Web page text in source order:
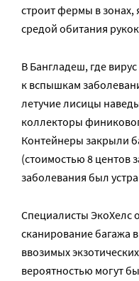
строит фермы в зонах,
средой обитания
В Бангладеш, где
к вспышкам
летучие лисицы
коллекторы
Контейнеры закрыли
(стоимостью 8 центов
заболевания был
Специалисты ЭкоХелс
сканирование багажа
ввозимых
вероятностью могут